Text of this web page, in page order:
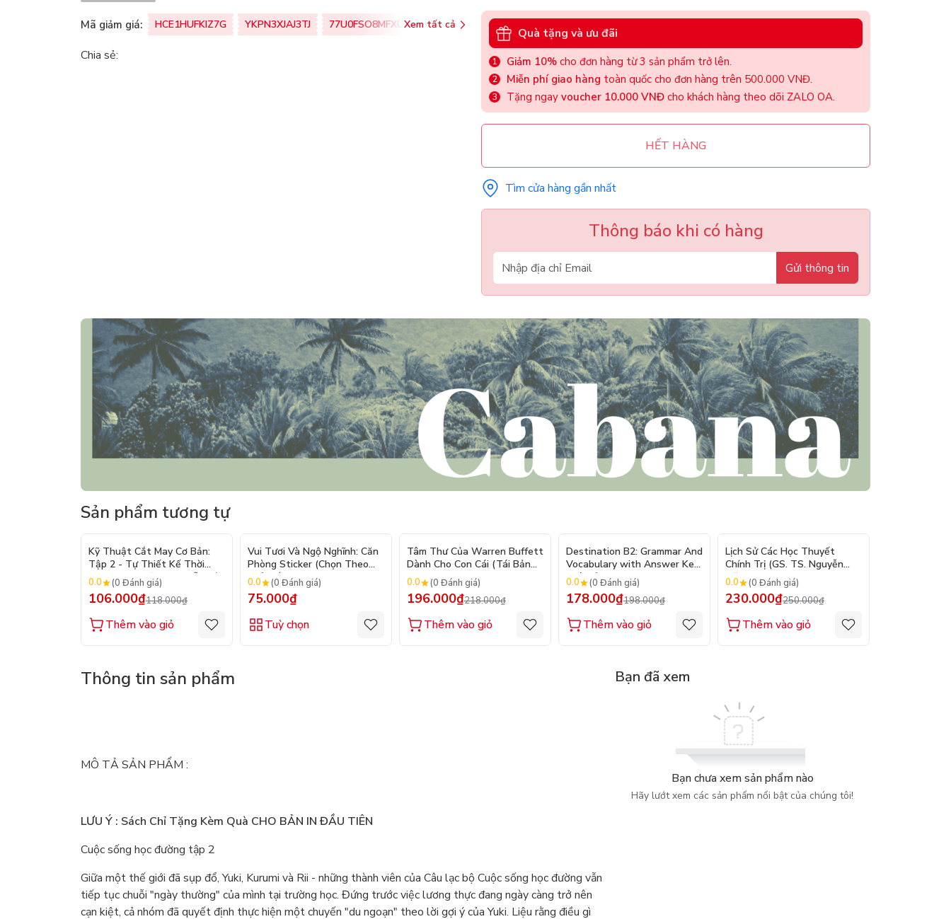
Mã giảm giá: HCE1HUFKIZ7G YKPN3XJAJ3TJ 77U0FSO8MFXU Xem tất cả
Chia sẻ:
Quà tặng và ưu đãi
Giảm 10% cho đơn hàng từ 3 sản phẩm trở lên.
Miễn phí giao hàng toàn quốc cho đơn hàng trên 500.000 VNĐ.
Tặng ngay voucher 10.000 VNĐ cho khách hàng theo dõi ZALO OA.
HẾT HÀNG
Tìm cửa hàng gần nhất
Thông báo khi có hàng
Gửi thông tin
Sản phẩm tương tự
- 10%
Kỹ Thuật Cắt May Cơ Bản:
Tập 2 - Tự Thiết Kế Thời
Trang Nam Nữ - Tạo Mẫu Rập
- Kỹ Thuật Nhảy Size
0.0 (0 Đánh giá)
106.000₫118.000₫
Thêm vào giỏ
Vui Tươi Và Ngộ Nghĩnh: Căn
Phòng Sticker (Chọn Theo
Chủ Đề) - Hơn 250 Sticker
0.0 (0 Đánh giá)
75.000₫
Tuỳ chọn
- 10%
Tâm Thư Của Warren Buffett
Dành Cho Con Cái (Tái Bản
2026)
0.0 (0 Đánh giá)
196.000₫218.000₫
Thêm vào giỏ
- 10%
Destination B2: Grammar And
Vocabulary with Answer Key
(Tái Bản 2025)
0.0 (0 Đánh giá)
178.000₫198.000₫
Thêm vào giỏ
Lịch Sử Các Học Thuyết
Chính Trị (GS. TS. Nguyễn
Đăng Dung)
0.0 (0 Đánh giá)
230.000₫250.000₫
Thêm vào giỏ
Thông tin sản phẩm
MÔ TẢ SẢN PHẨM :
LƯU Ý : Sách Chỉ Tặng Kèm Quà CHO BẢN IN ĐẦU TIÊN
Cuộc sống học đường tập 2
Giữa một thế giới đã sụp đổ, Yuki, Kurumi và Rii - những thành viên của Câu lạc bộ Cuộc sống học đường vẫn
tiếp tục chuỗi "ngày thường" của mình tại trường học. Đứng trước việc lương thực đang ngày càng trở nên
cạn kiệt, cả nhóm đã quyết định thực hiện một chuyến "du ngoạn" theo lời gợi ý của Yuki. Liệu rằng điều gì
Bạn đã xem
Bạn chưa xem sản phẩm nào
Hãy lướt xem các sản phẩm nổi bật của chúng tôi!